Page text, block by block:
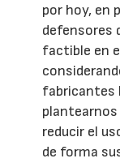
por hoy, en
defensores
factible en
fabricantes
reducir el
de forma